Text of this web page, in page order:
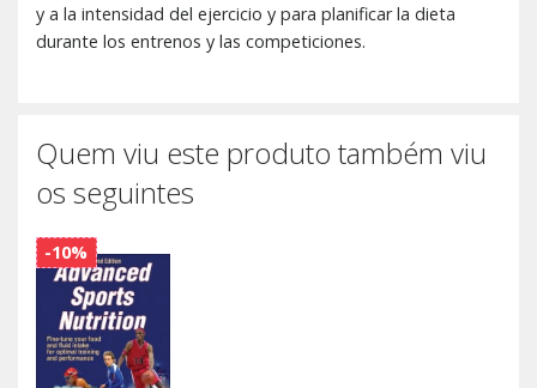
y a la intensidad del ejercicio y para planificar la dieta
durante los entrenos y las competiciones.
Quem viu este produto também viu
os seguintes
-10%